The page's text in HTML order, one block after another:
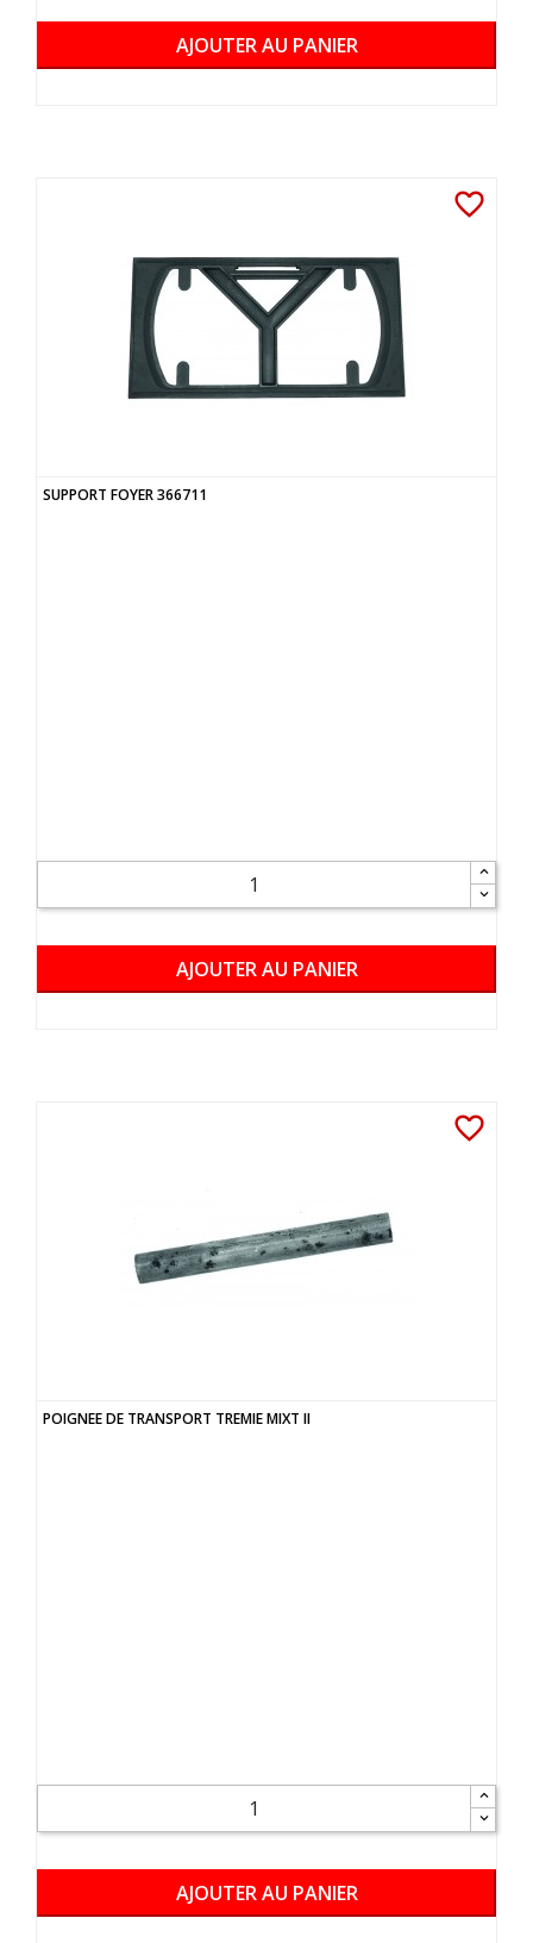
AJOUTER AU PANIER
SUPPORT FOYER 366711
favorite_border
AJOUTER AU PANIER
POIGNEE DE TRANSPORT TREMIE MIXT II
favorite_border
AJOUTER AU PANIER